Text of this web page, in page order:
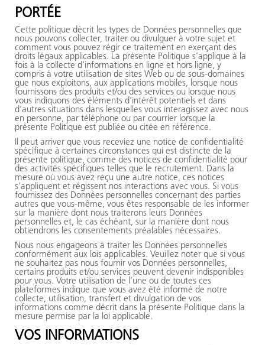
PORTÉE
Cette politique décrit les types de Données personnelles que
nous pouvons collecter, traiter ou divulguer à votre sujet et
comment vous pouvez régir ce traitement en exerçant des
droits légaux applicables. La présente Politique s’applique à la
fois à la collecte d’informations en ligne et hors ligne, y
compris à votre utilisation de sites Web ou de sous-domaines
que nous exploitons, aux applications mobiles, lorsque nous
fournissons des produits et/ou des services ou lorsque nous
vous indiquons des éléments d’intérêt potentiels et dans
d’autres situations dans lesquelles vous interagissez avec nous
en personne, par téléphone ou par courrier lorsque la
présente Politique est publiée ou citée en référence.
Il peut arriver que vous receviez une notice de confidentialité
spécifique à certaines circonstances qui est distincte de la
présente politique, comme des notices de confidentialité pour
des activités spécifiques telles que le recrutement. Dans la
mesure où vous avez reçu une autre notice, ces notices
s’appliquent et régissent nos interactions avec vous. Si vous
fournissez des Données personnelles concernant des parties
autres que vous-même, vous êtes responsable de les informer
sur la manière dont nous traiterons leurs Données
personnelles et, le cas échéant, sur la manière dont nous
obtiendrons les consentements préalables nécessaires.
Nous nous engageons à traiter les Données personnelles
conformément aux lois applicables. Veuillez noter que si vous
ne souhaitez pas nous fournir vos Données personnelles,
certains produits et/ou services peuvent devenir indisponibles
pour vous. Votre utilisation de l’une ou de toutes ces
plateformes indique que vous avez été informé de notre
collecte, utilisation, transfert et divulgation de vos
informations comme décrit dans la présente Politique dans la
mesure permise par la loi applicable.
VOS INFORMATIONS